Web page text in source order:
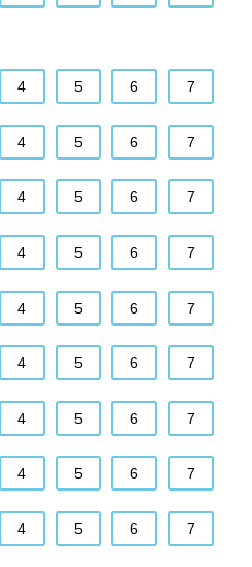
4 5 6 7
4 5 6 7
4 5 6 7
4 5 6 7
4 5 6 7
4 5 6 7
4 5 6 7
4 5 6 7
4 5 6 7